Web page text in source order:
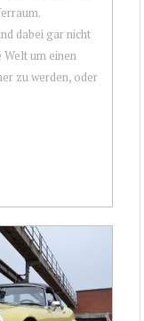
dabei gar nicht
Welt um einen
zu werden, oder